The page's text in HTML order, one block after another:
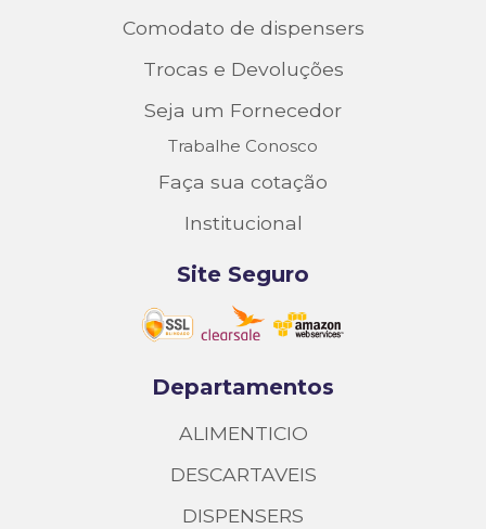
Comodato de dispensers
Trocas e Devoluções
Seja um Fornecedor
Trabalhe Conosco
Faça sua cotação
Institucional
Site Seguro
Departamentos
ALIMENTICIO
DESCARTAVEIS
DISPENSERS